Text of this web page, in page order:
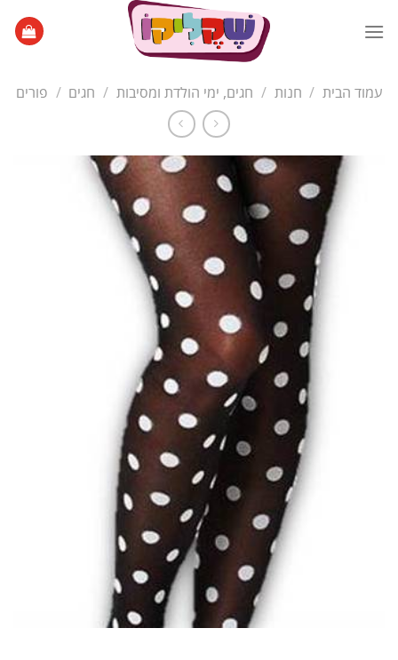
עמוד הבית / חנות / חגים, ימי הולדת ומסיבות / חגים / פורים